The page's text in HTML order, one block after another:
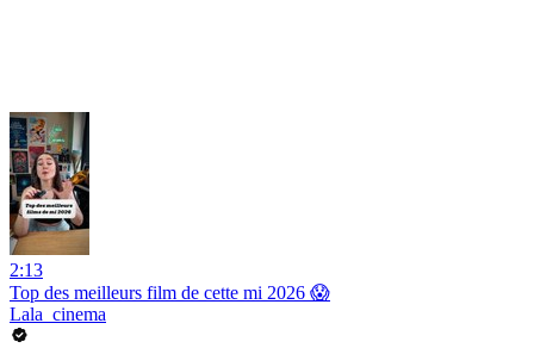
2:13
Top des meilleurs film de cette mi 2026 😱
Lala_cinema